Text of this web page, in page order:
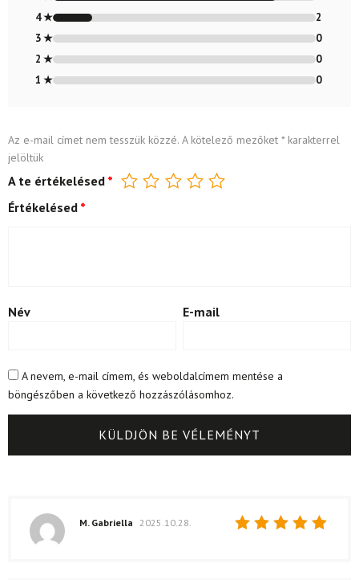
4 ★
2
3 ★
0
2 ★
0
1 ★
0
Az e-mail címet nem tesszük közzé. A kötelező mezőket *karakterrel
jelöltük
A te értékelésed *
Értékelésed *
Név E-mail
A nevem, e-mail címem, és weboldalcímem mentése a
böngészőben a következő hozzászólásomhoz.
M. Gabriella 2025.10.28.